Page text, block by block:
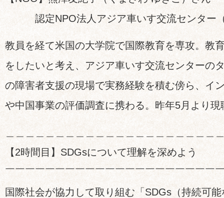
認定NPO法人アジア車いす交流センター
教員を経て米国の大学院で国際教育を専攻。教
をしたいと考え、アジア車いす交流センターの
の障害者支援の現場で実務経験を積む傍ら、イ
や中国事業の評価調査に携わる。昨年5月より現
【2時間目】SDGsについて理解を深めよう
￣￣￣￣￣￣￣￣￣￣￣￣￣￣￣￣￣￣￣￣￣
国際社会が協力して取り組む「SDGs（持続可